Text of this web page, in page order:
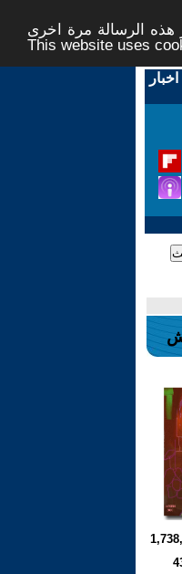
الرسالة مرة اخرى -
This website uses
اخبار